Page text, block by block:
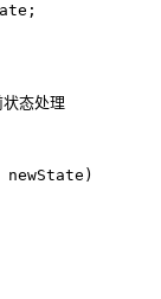
态处理
)